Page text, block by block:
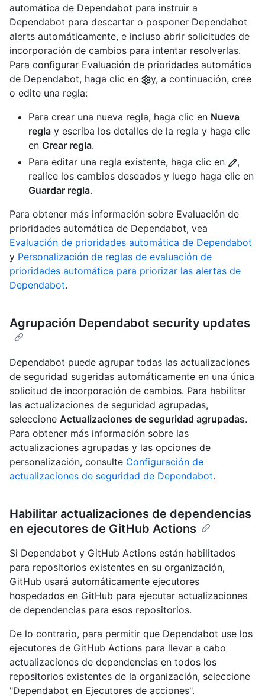
automática de Dependabot para instruir a
Dependabot para descartar o posponer Dependabot
alerts automáticamente, e incluso abrir solicitudes de
incorporación de cambios para intentar resolverlas.
Para configurar Evaluación de prioridades automática
de Dependabot, haga clic en
y, a continuación, cree
o edite una regla:
Para crear una nueva regla, haga clic en Nueva
regla y escriba los detalles de la regla y haga clic
en Crear regla.
Para editar una regla existente, haga clic en
,
realice los cambios deseados y luego haga clic en
Guardar regla.
Para obtener más información sobre Evaluación de
prioridades automática de Dependabot, vea
Evaluación de prioridades automática de Dependabot
y Personalización de reglas de evaluación de
prioridades automática para priorizar las alertas de
Dependabot.
Agrupación Dependabot security updates
Dependabot puede agrupar todas las actualizaciones
de seguridad sugeridas automáticamente en una única
solicitud de incorporación de cambios. Para habilitar
las actualizaciones de seguridad agrupadas,
seleccione Actualizaciones de seguridad agrupadas.
Para obtener más información sobre las
actualizaciones agrupadas y las opciones de
personalización, consulte Configuración de
actualizaciones de seguridad de Dependabot.
Habilitar actualizaciones de dependencias
en ejecutores de GitHub Actions
Si Dependabot y GitHub Actions están habilitados
para repositorios existentes en su organización,
GitHub usará automáticamente ejecutores
hospedados en GitHub para ejecutar actualizaciones
de dependencias para esos repositorios.
De lo contrario, para permitir que Dependabot use los
ejecutores de GitHub Actions para llevar a cabo
actualizaciones de dependencias en todos los
repositorios existentes de la organización, seleccione
"Dependabot en Ejecutores de acciones".